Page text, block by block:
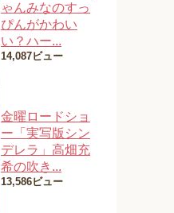
ゃんみなのすっ
ぴんがかわい
い？ハー...
14,087ビュー
金曜ロードショ
ー「実写版シン
デレラ」高畑充
希の吹き...
13,586ビュー